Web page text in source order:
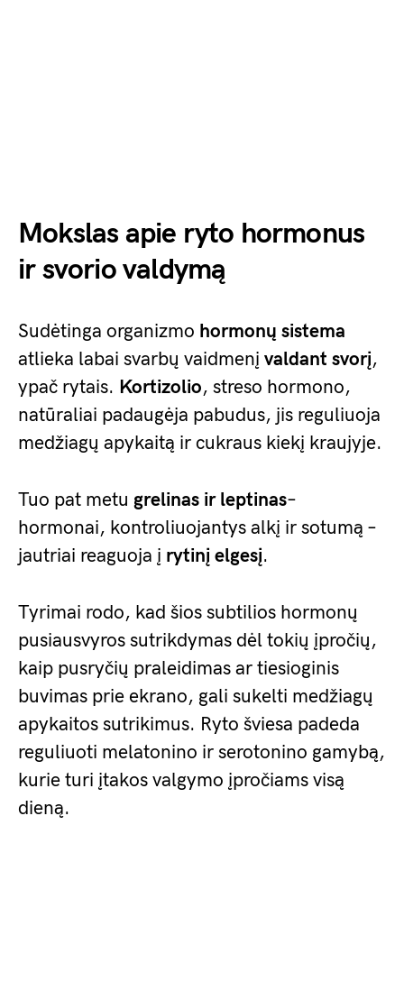
Mokslas apie ryto hormonus
ir svorio valdymą
Sudėtinga organizmo hormonų sistema
atlieka labai svarbų vaidmenį valdant svorį,
ypač rytais. Kortizolio, streso hormono,
natūraliai padaugėja pabudus, jis reguliuoja
medžiagų apykaitą ir cukraus kiekį kraujyje.
Tuo pat metu grelinas ir leptinas–
hormonai, kontroliuojantys alkį ir sotumą –
jautriai reaguoja į rytinį elgesį.
Tyrimai rodo, kad šios subtilios hormonų
pusiausvyros sutrikdymas dėl tokių įpročių,
kaip pusryčių praleidimas ar tiesioginis
buvimas prie ekrano, gali sukelti medžiagų
apykaitos sutrikimus. Ryto šviesa padeda
reguliuoti melatonino ir serotonino gamybą,
kurie turi įtakos valgymo įpročiams visą
dieną.